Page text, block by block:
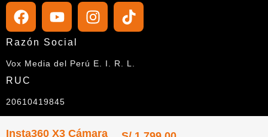
Insta360 X3 Cámara
Razón Social
Vox Media del Perú E. I. R. L.
RUC
20610419845